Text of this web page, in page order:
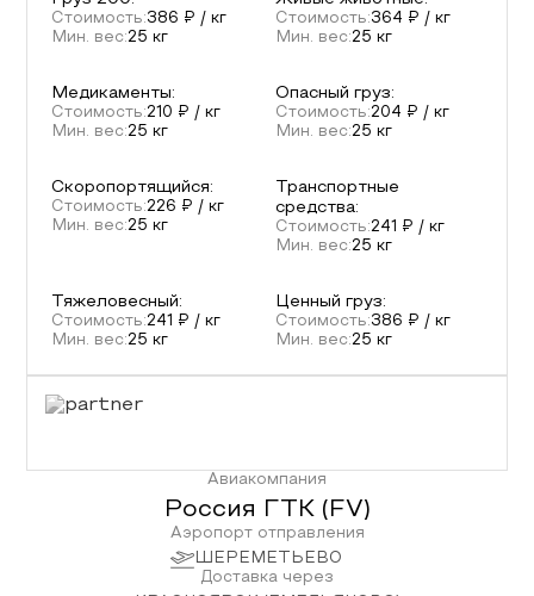
Стоимость:386 ₽ / кг
Мин. вес:25 кг
Стоимость:364 ₽ / кг
Мин. вес:25 кг
Медикаменты:
Стоимость:210 ₽ / кг
Мин. вес:25 кг
Опасный груз:
Стоимость:204 ₽ / кг
Мин. вес:25 кг
Скоропортящийся:
Стоимость:226 ₽ / кг
Мин. вес:25 кг
Транспортные
средства:
Стоимость:241
₽ / кг
Мин. вес:25 кг
Тяжеловесный:
Стоимость:241
₽ / кг
Мин. вес:25 кг
Ценный груз:
Стоимость:386 ₽ / кг
Мин. вес:25 кг
Авиакомпания
Россия ГТК ( FV)
Аэропорт отправления
ШЕРЕМЕТЬЕВО
Доставка через